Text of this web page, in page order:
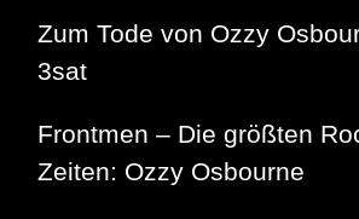
Zum Tode von Ozzy
3sat
Frontmen – Die größten
Zeiten: Ozzy Osbourne